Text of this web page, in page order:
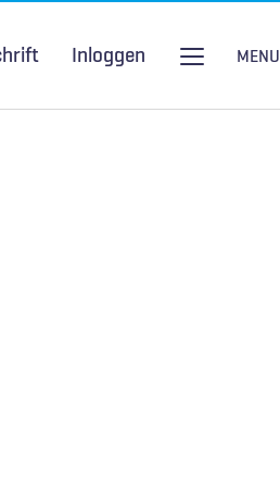
Inloggen MENU